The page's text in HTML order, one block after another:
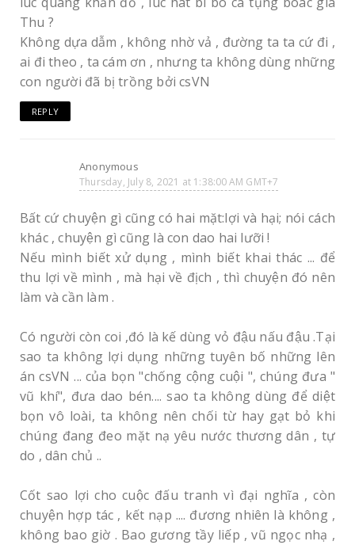
Thu ?
Không dựa dẫm , không nhờ vả , đường ta ta cứ đi ,
ai đi theo , ta cám ơn , nhưng ta không dùng những
con người đã bị trồng bởi csVN
REPLY
Anonymous
Thursday, July 8, 2021 at 1:38:00 AM GMT+7
Bất cứ chuyện gì cũng có hai mặt:lợi và hại; nói cách
khác , chuyện gì cũng là con dao hai lưỡi !
Nếu mình biết xử dụng , mình biết khai thác ... để
thu lợi về mình , mà hại về địch , thì chuyện đó nên
làm và cần làm .
Có người còn coi ,đó là kế dùng vỏ đậu nấu đậu .Tại
sao ta không lợi dụng những tuyên bố những lên
án csVN ... của bọn "chống cộng cuội ", chúng đưa "
vũ khí", đưa dao bén.... sao ta không dùng để diệt
bọn vô loài, ta không nên chối từ hay gạt bỏ khi
chúng đang đeo mặt nạ yêu nước thương dân , tự
do , dân chủ ..
Cốt sao lợi cho cuộc đấu tranh vì đại nghĩa , còn
chuyện hợp tác , kết nạp .... đương nhiên là không ,
không bao giờ . Bao gương tầy liếp , vũ ngọc nhạ ,